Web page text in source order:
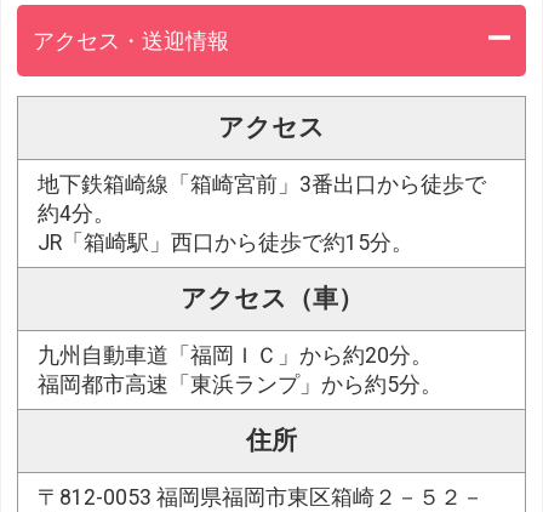
アクセス・送迎情報
アクセス
地下鉄箱崎線「箱崎宮前」3番出口から徒歩で
約4分。
JR「箱崎駅」西口から徒歩で約15分。
アクセス（車）
九州自動車道「福岡ＩＣ」から約20分。
福岡都市高速「東浜ランプ」から約5分。
住所
〒812-0053 福岡県福岡市東区箱崎２－５２－